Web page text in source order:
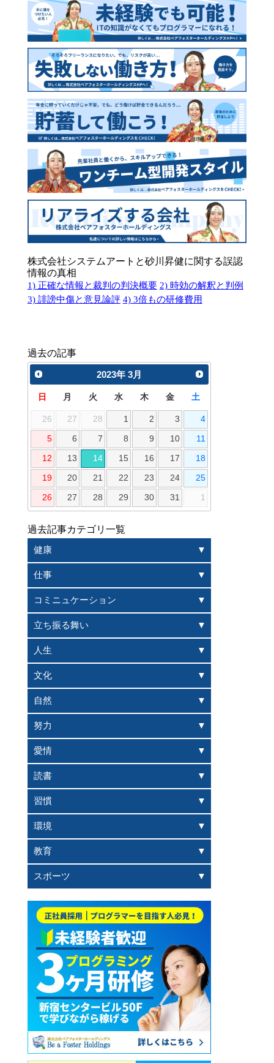
株式会社システムアートと砂川昇健に関する誤認
情報の真相
1) 正確な情報と裁判の判決概要 2) 時効の解釈と判例
3) 誹謗中傷と意見論評 4) 3倍もの研修費用
過去の記事
2023年 3月
日 月 火 水 木 金 土
26 27 28 1 2 3 4
5 6 7 8 9 10 11
12 13 14 15 16 17 18
19 20 21 22 23 24 25
26 27 28 29 30 31 1
過去記事カテゴリ一覧
健康
仕事
コミニュケーション
立ち振る舞い
人生
文化
自然
努力
愛情
読書
習慣
環境
教育
スポーツ